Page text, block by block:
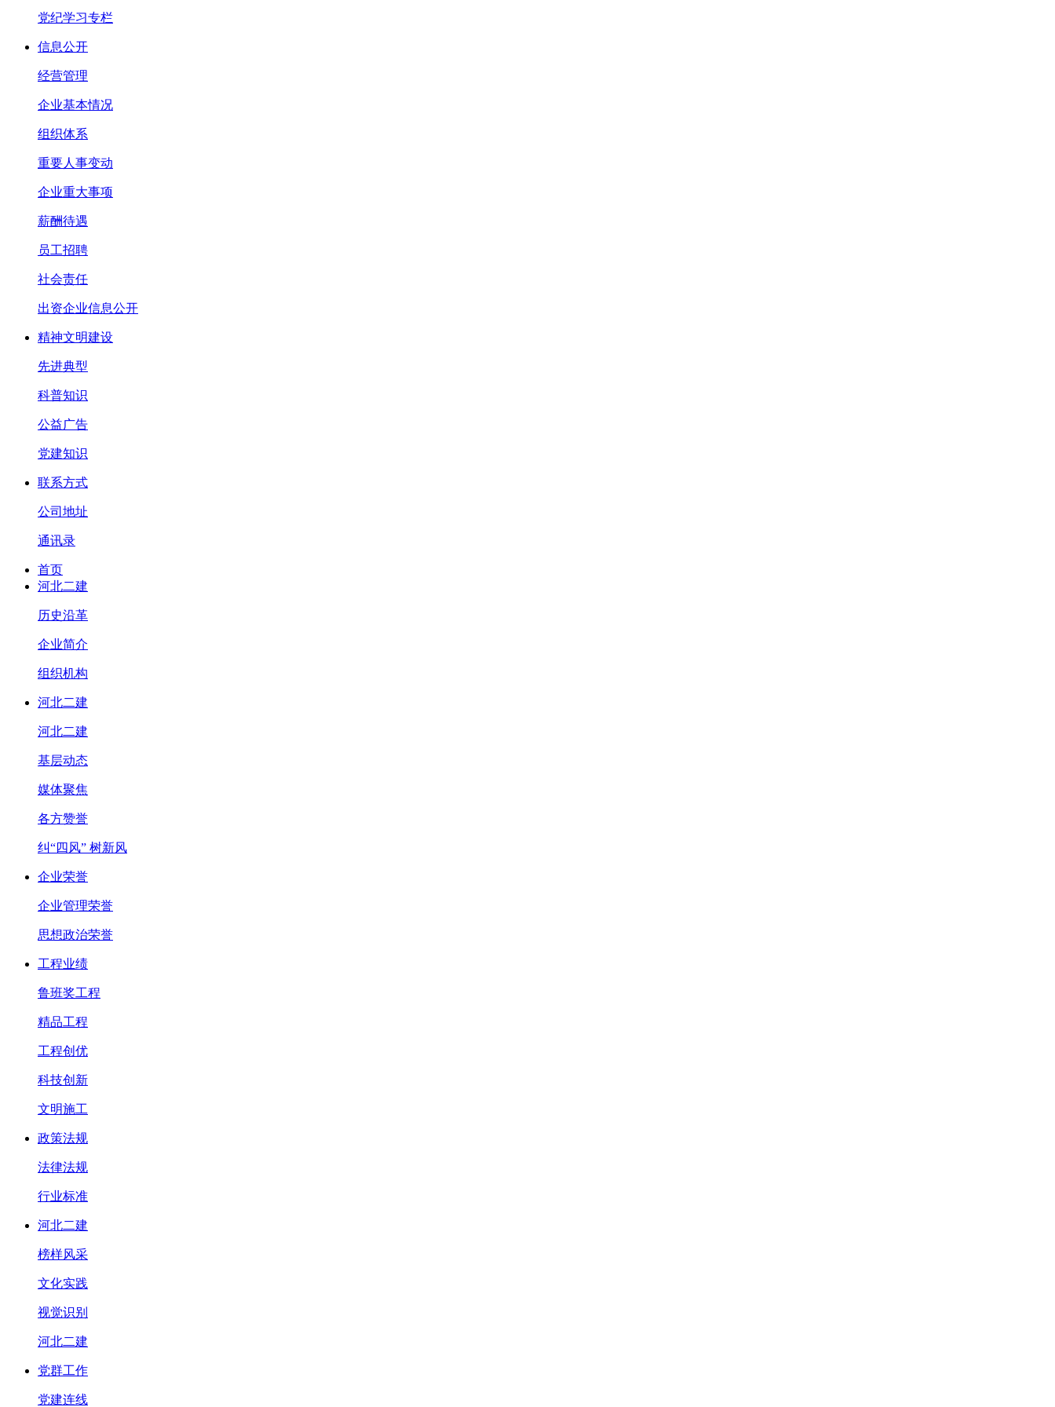
党纪学习专栏
信息公开
经营管理
企业基本情况
组织体系
重要人事变动
企业重大事项
薪酬待遇
员工招聘
社会责任
出资企业信息公开
精神文明建设
先进典型
科普知识
公益广告
党建知识
联系方式
公司地址
通讯录
首页
河北二建
历史沿革
企业简介
组织机构
河北二建
河北二建
基层动态
媒体聚焦
各方赞誉
纠“四风” 树新风
企业荣誉
企业管理荣誉
思想政治荣誉
工程业绩
鲁班奖工程
精品工程
工程创优
科技创新
文明施工
政策法规
法律法规
行业标准
河北二建
榜样风采
文化实践
视觉识别
河北二建
党群工作
党建连线